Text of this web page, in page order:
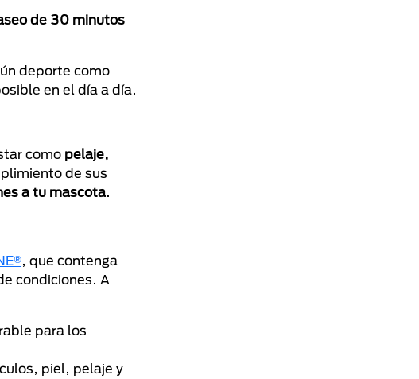
de 30 minutos
deporte como
en el día a día.
como pelaje,
de sus
a tu mascota.
, que contenga
condiciones. A
para los
piel, pelaje y